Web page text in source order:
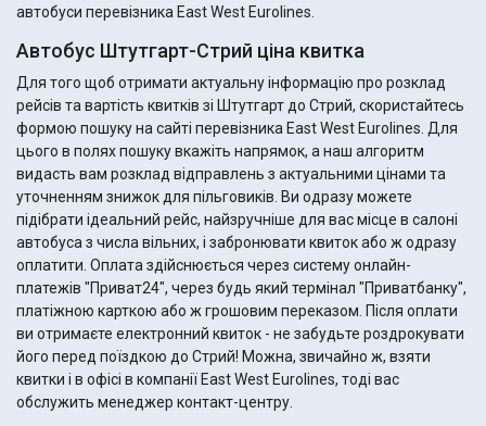
автобуси перевізника East West Eurolines.
Автобус Штутгарт-Стрий ціна квитка
Для того щоб отримати актуальну інформацію про розклад
рейсів та вартість квитків зі Штутгарт до Стрий, скористайтесь
формою пошуку на сайті перевізника East West Eurolines. Для
цього в полях пошуку вкажіть напрямок, а наш алгоритм
видасть вам розклад відправлень з актуальними цінами та
уточненням знижок для пільговиків. Ви одразу можете
підібрати ідеальний рейс, найзручніше для вас місце в салоні
автобуса з числа вільних, і забронювати квиток або ж одразу
оплатити. Оплата здійснюється через систему онлайн-
платежів "Приват24", через будь який термінал "Приватбанку",
платіжною карткою або ж грошовим переказом. Після оплати
ви отримаєте електронний квиток - не забудьте роздрокувати
його перед поїздкою до Стрий! Можна, звичайно ж, взяти
квитки і в офісі в компанії East West Eurolines, тоді вас
обслужить менеджер контакт-центру.